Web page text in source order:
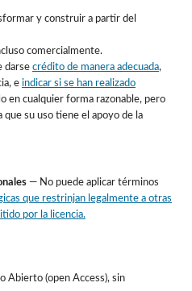
y construir a partir del
comercialmente.
darse crédito de manera adecuada,
e indicar si se han realizado
en cualquier forma razonable, pero
su uso tiene el apoyo de la
— No puede aplicar términos
que restrinjan legalmente a otras
por la licencia.
Abierto (open Access), sin